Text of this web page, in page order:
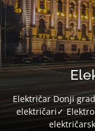
Električar Donji
električari✓